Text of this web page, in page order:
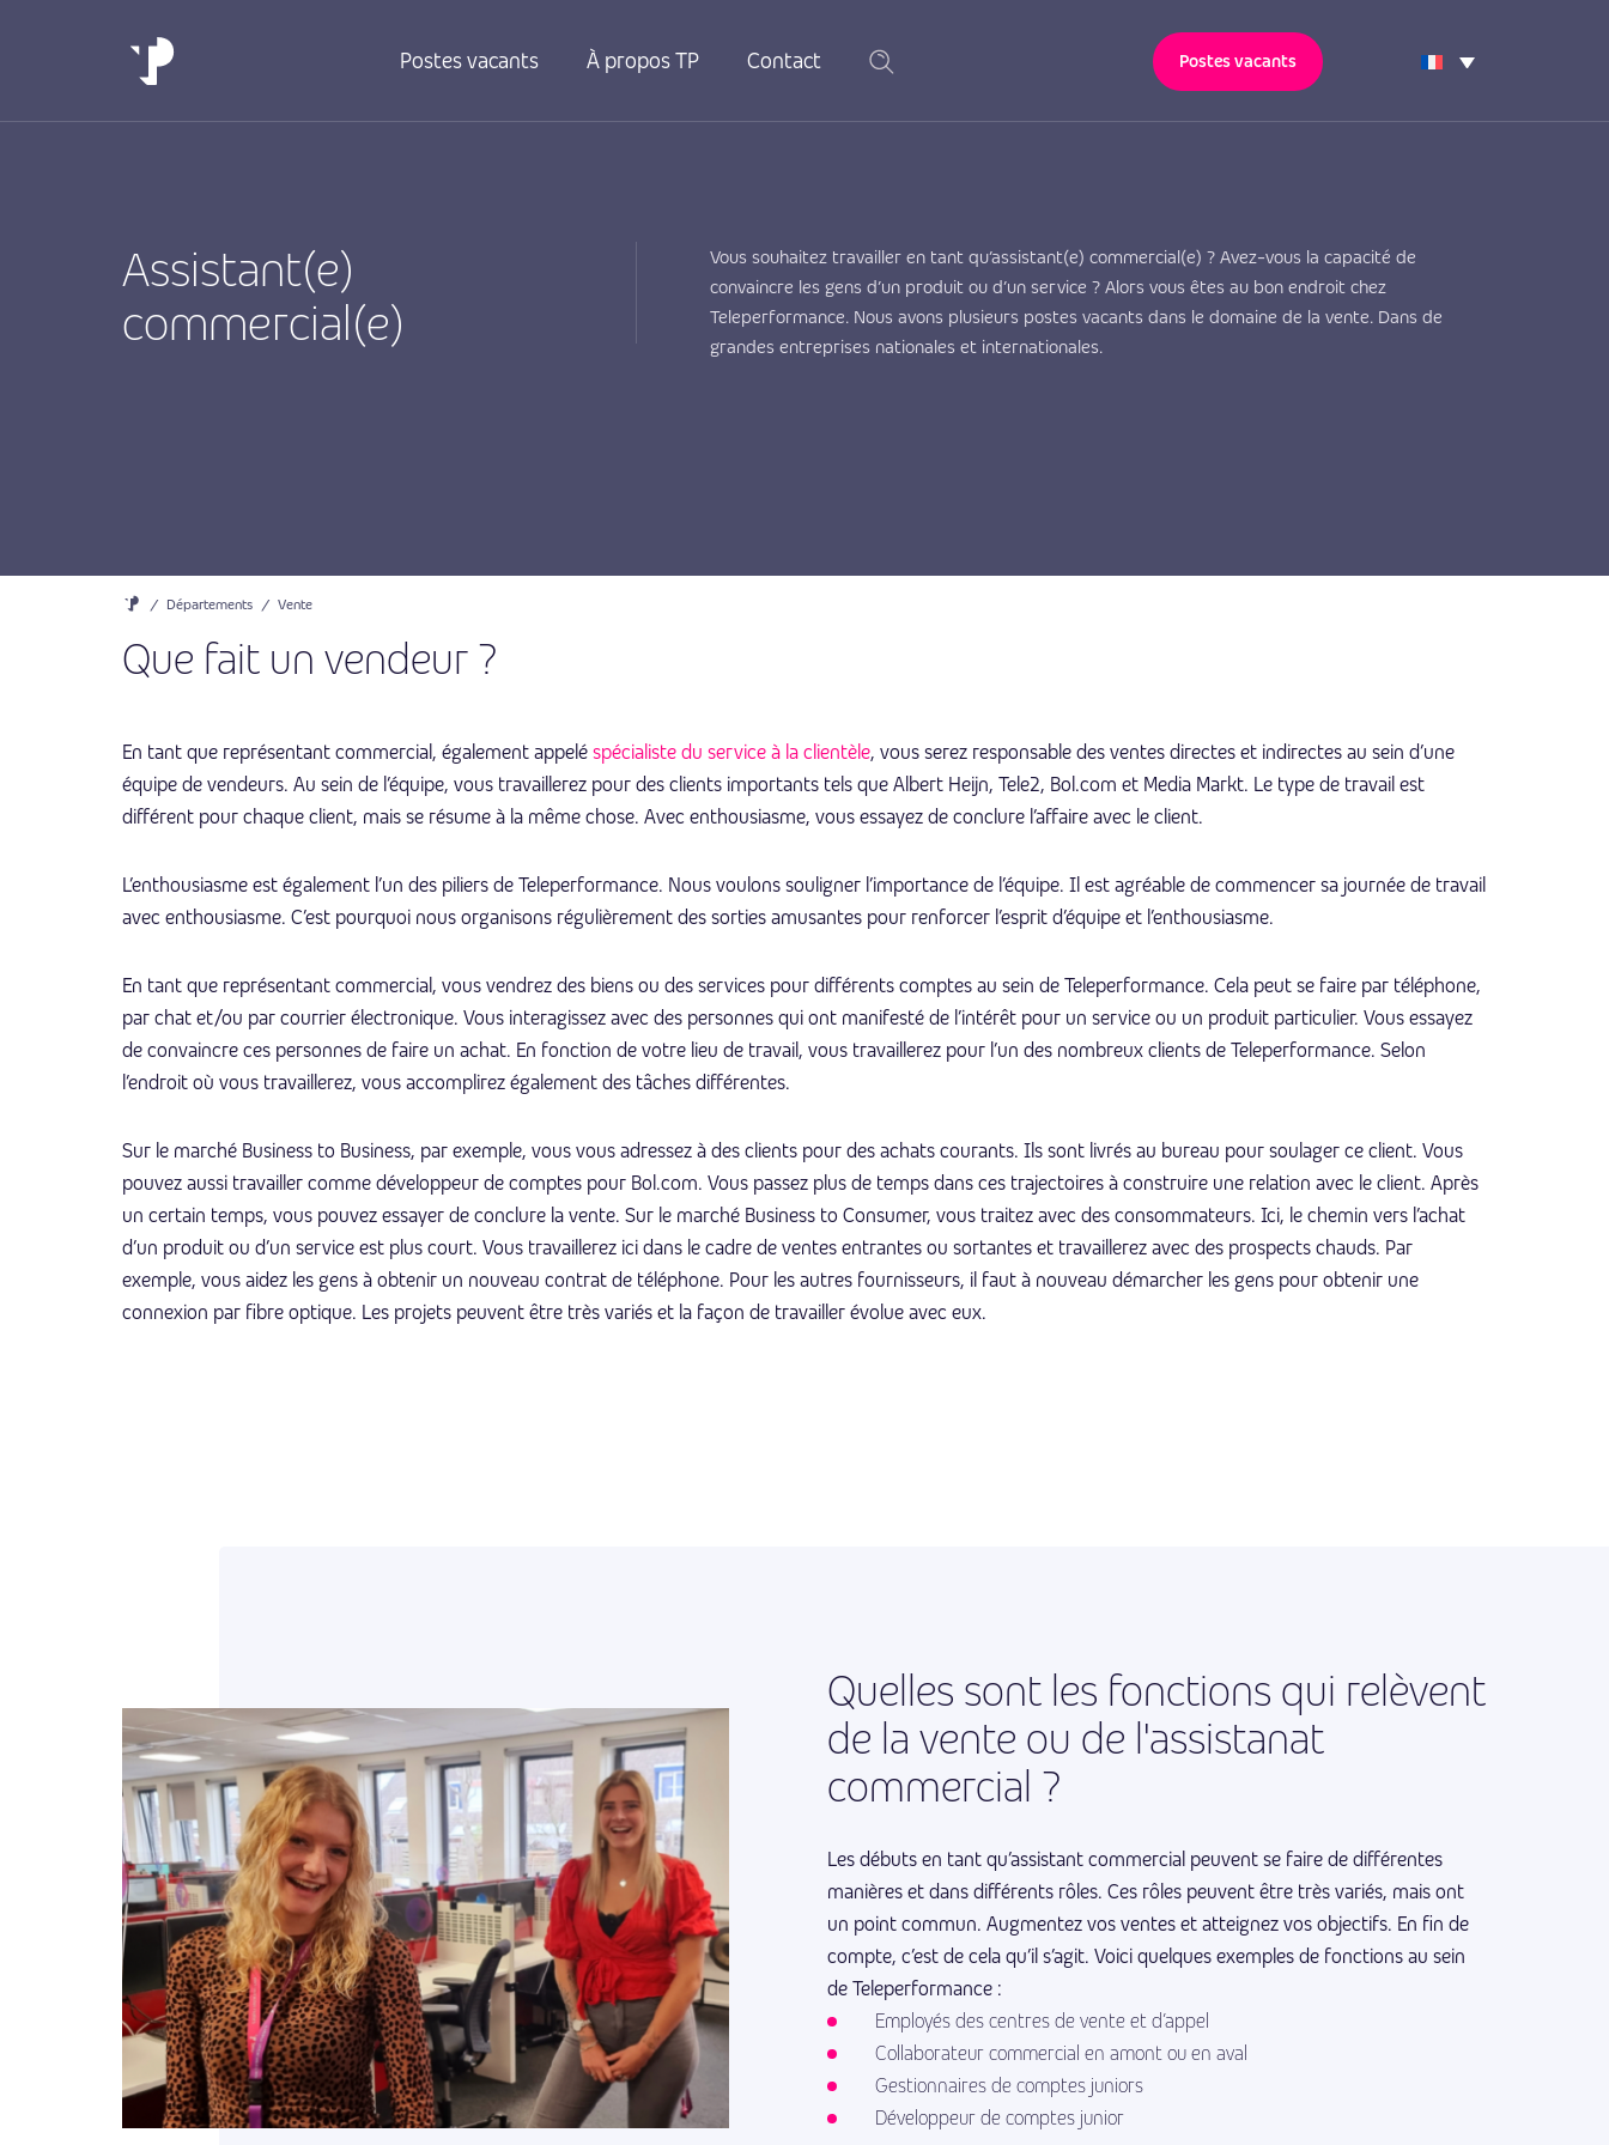
Postes vacants À propos TP Contact Postes vacants
Assistant(e)
commercial(e)
Vous souhaitez travailler en tant qu’assistant(e) commercial(e) ? Avez-vous la capacité de
convaincre les gens d’un produit ou d’un service ? Alors vous êtes au bon endroit chez
Teleperformance. Nous avons plusieurs postes vacants dans le domaine de la vente. Dans de
grandes entreprises nationales et internationales.
/ Départements / Vente
Que fait un vendeur ?
En tant que représentant commercial, également appelé spécialiste du service à la clientèle, vous serez responsable des ventes directes et indirectes au sein d’une
équipe de vendeurs. Au sein de l’équipe, vous travaillerez pour des clients importants tels que Albert Heijn, Tele2, Bol.com et Media Markt. Le type de travail est
différent pour chaque client, mais se résume à la même chose. Avec enthousiasme, vous essayez de conclure l’affaire avec le client.
L’enthousiasme est également l’un des piliers de Teleperformance. Nous voulons souligner l’importance de l’équipe. Il est agréable de commencer sa journée de travail
avec enthousiasme. C’est pourquoi nous organisons régulièrement des sorties amusantes pour renforcer l’esprit d’équipe et l’enthousiasme.
En tant que représentant commercial, vous vendrez des biens ou des services pour différents comptes au sein de Teleperformance. Cela peut se faire par téléphone,
par chat et/ou par courrier électronique. Vous interagissez avec des personnes qui ont manifesté de l’intérêt pour un service ou un produit particulier. Vous essayez
de convaincre ces personnes de faire un achat. En fonction de votre lieu de travail, vous travaillerez pour l’un des nombreux clients de Teleperformance. Selon
l’endroit où vous travaillerez, vous accomplirez également des tâches différentes.
Sur le marché Business to Business, par exemple, vous vous adressez à des clients pour des achats courants. Ils sont livrés au bureau pour soulager ce client. Vous
pouvez aussi travailler comme développeur de comptes pour Bol.com. Vous passez plus de temps dans ces trajectoires à construire une relation avec le client. Après
un certain temps, vous pouvez essayer de conclure la vente. Sur le marché Business to Consumer, vous traitez avec des consommateurs. Ici, le chemin vers l’achat
d’un produit ou d’un service est plus court. Vous travaillerez ici dans le cadre de ventes entrantes ou sortantes et travaillerez avec des prospects chauds. Par
exemple, vous aidez les gens à obtenir un nouveau contrat de téléphone. Pour les autres fournisseurs, il faut à nouveau démarcher les gens pour obtenir une
connexion par fibre optique. Les projets peuvent être très variés et la façon de travailler évolue avec eux.
Quelles sont les fonctions qui relèvent
de la vente ou de l'assistanat
commercial ?
Les débuts en tant qu’assistant commercial peuvent se faire de différentes
manières et dans différents rôles. Ces rôles peuvent être très variés, mais ont
un point commun. Augmentez vos ventes et atteignez vos objectifs. En fin de
compte, c’est de cela qu’il s’agit. Voici quelques exemples de fonctions au sein
de Teleperformance :
Employés des centres de vente et d’appel
Collaborateur commercial en amont ou en aval
Gestionnaires de comptes juniors
Développeur de comptes junior